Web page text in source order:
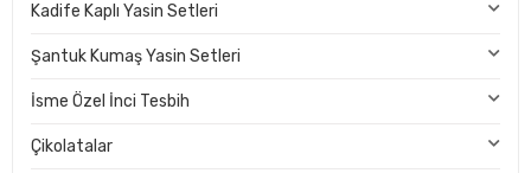
Kadife Kaplı Yasin Setleri
Şantuk Kumaş Yasin Setleri
İsme Özel İnci Tesbih
Çikolatalar